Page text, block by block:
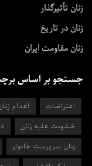
زنان تأثیرگذار
زنان در تاریخ
زنان مقاومت ایران
جستجو بر اساس
اعتراضات اعدام
خشونت علیه زنان
زنان سرپرست خانوار